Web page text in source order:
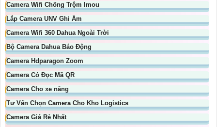
Camera Wifi Chống Trộm Imou
Lắp Camera UNV Ghi Âm
Camera Wifi 360 Dahua Ngoài Trời
Bộ Camera Dahua Báo Động
Camera Hdparagon Zoom
Camera Có Đọc Mã QR
Camera Cho xe nâng
Tư Vấn Chọn Camera Cho Kho Logistics
Camera Giá Rẻ Nhất